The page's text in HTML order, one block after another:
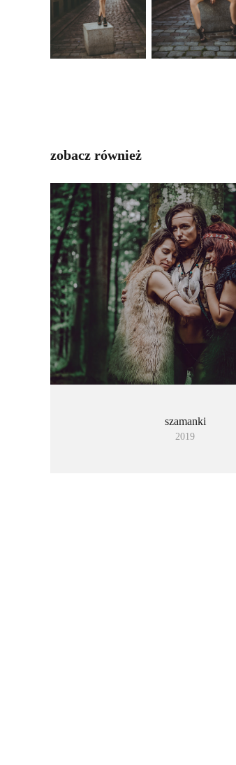
zobacz również
szamanki
2019